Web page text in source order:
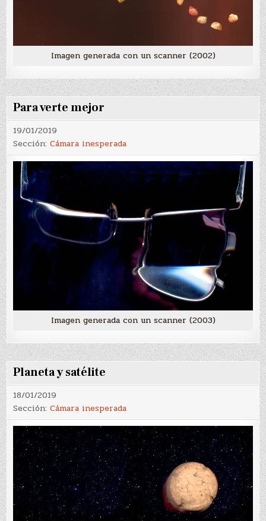
Imagen generada con un scanner (2002)
Para verte mejor
19/01/2019
Sección:Cámara inesperada
Imagen generada con un scanner (2003)
Planeta y satélite
18/01/2019
Sección:Cámara inesperada